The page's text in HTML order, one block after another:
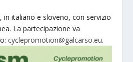
in italiano e sloveno, con servizio
La partecipazione va
cyclepromotion@galcarso.eu.